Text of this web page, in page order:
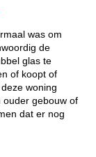
was om
de
glas te
of koopt of
woning
ouder gebouw of
dat er nog